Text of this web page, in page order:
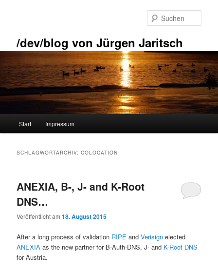
/dev/blog von Jürgen Jaritsch
Start Impressum
SCHLAGWORTARCHIV:COLOCATION
ANEXIA, B-, J- and K-Root
DNS…
Veröffentlicht am18. August 2015
After a long process of validation RIPEandVerisign elected
ANEXIAas the new partner for B-Auth-DNS, J- and K-Root DNS
for Austria.